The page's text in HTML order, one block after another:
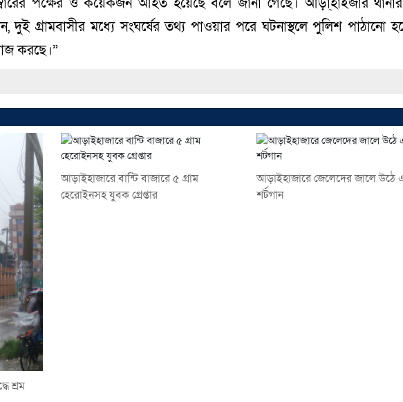
দুই গ্রামবাসীর মধ্যে সংঘর্ষের তথ্য পাওয়ার পরে ঘটনাস্থলে পুলিশ পাঠানো
করছে।”
শ্রম
আড়াইহাজারে বান্টি বাজারে ৫ গ্রাম
হেরোইনসহ যুবক গ্রেপ্তার
আড়াইহাজারে জেলেদের জালে উঠে
শর্টগান